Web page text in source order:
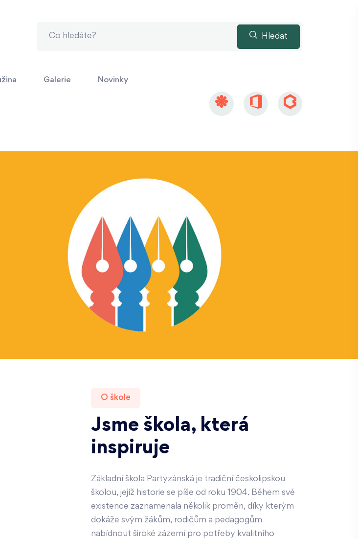
Hledat
Galerie Novinky
O škole
Jsme škola, která
inspiruje
Základní škola Partyzánská je tradiční českolipskou
školou, jejíž historie se píše od roku 1904. Během své
existence zaznamenala několik proměn, díky kterým
dokáže svým žákům, rodičům a pedagogům
nabídnout široké zázemí pro potřeby kvalitního